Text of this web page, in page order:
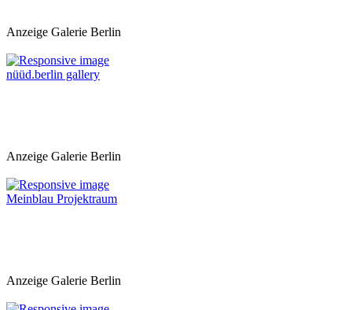
Anzeige Galerie Berlin
nüüd.berlin gallery
Anzeige Galerie Berlin
Meinblau Projektraum
Anzeige Galerie Berlin